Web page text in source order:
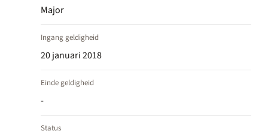
Major
Ingang geldigheid
20 januari 2018
Einde geldigheid
-
Status